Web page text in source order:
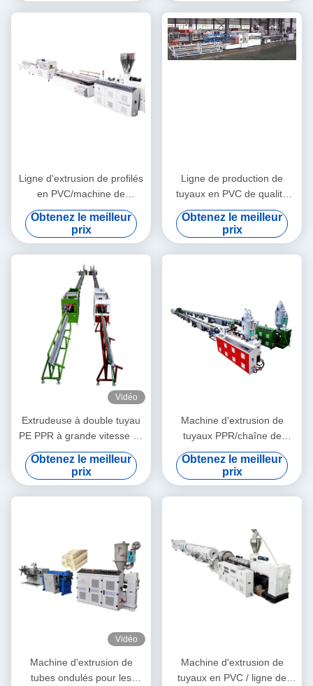
Ligne d'extrusion de profilés
en PVC/machine de
fabrication de profilés en
PVC
Obtenez le meilleur
prix
Ligne de production de
tuyaux en PVC de qualité
stable 3''- 4' avec
extrudeuse à double vis
conique HYZS65/132
Obtenez le meilleur
prix
Vidéo
Extrudeuse à double tuyau
PE PPR à grande vitesse 16
- 32 mm à vis unique
SJ90/33
Obtenez le meilleur
prix
Machine d'extrusion de
tuyaux PPR/chaîne de
production de tuyaux PPR
20-63
Obtenez le meilleur
prix
Vidéo
Machine d'extrusion de
tubes ondulés pour les
Machine d'extrusion de
tuyaux en PVC / ligne de